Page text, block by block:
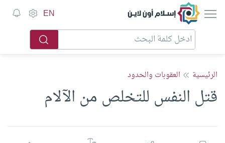
إسلام أون لاين EN
الرئيسية العقوبات والحدود
قتل النفس للتخلص من الآلام